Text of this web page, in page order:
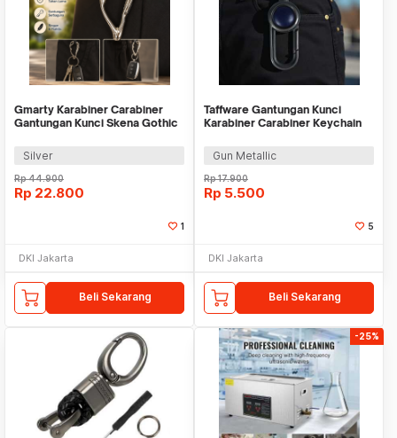
Gmarty Karabiner Carabiner
Gantungan Kunci Skena Gothic
Silver
Rp44.900
Rp 22.800
1
DKI Jakarta
Beli Sekarang
Taffware Gantungan Kunci
Karabiner Carabiner Keychain
Gun Metallic
Rp17.900
Rp 5.500
5
DKI Jakarta
Beli Sekarang
-25%